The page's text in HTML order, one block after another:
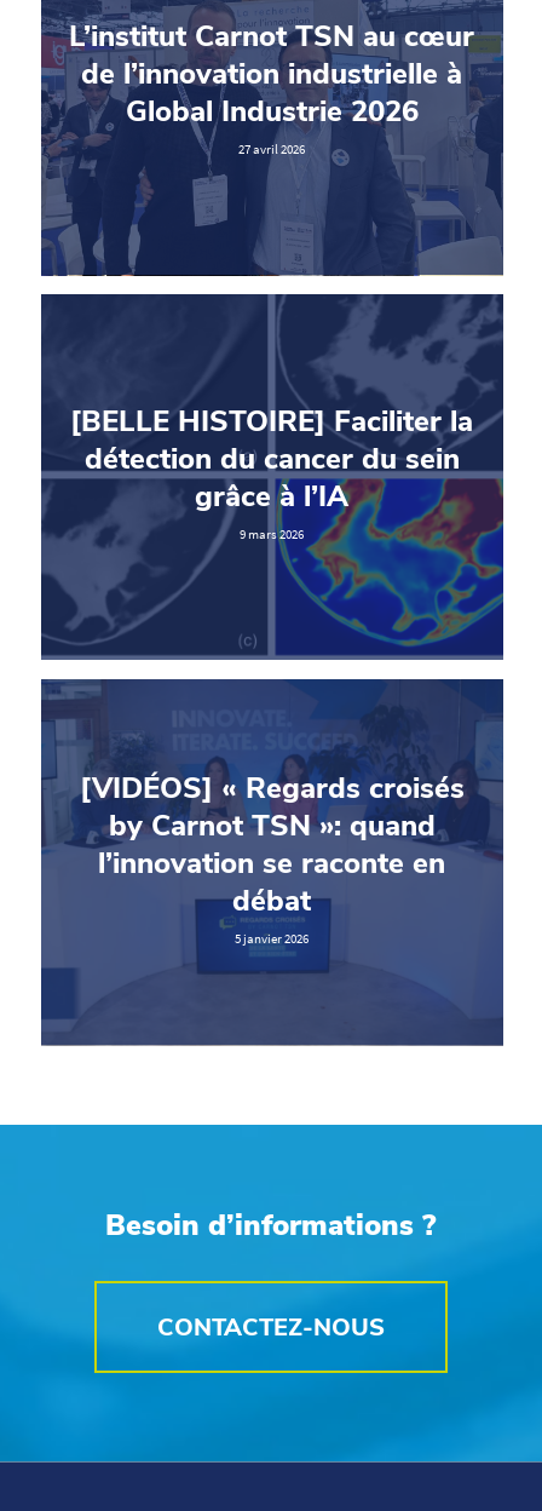
L’institut Carnot TSN au cœur
de l’innovation industrielle à
Global Industrie 2026
27 avril 2026
[BELLE HISTOIRE] Faciliter la
détection du cancer du sein
grâce à l’IA
9 mars 2026
[VIDÉOS] « Regards croisés
by Carnot TSN »: quand
l’innovation se raconte en
débat
5 janvier 2026
Besoin d’informations ?
CONTACTEZ-NOUS